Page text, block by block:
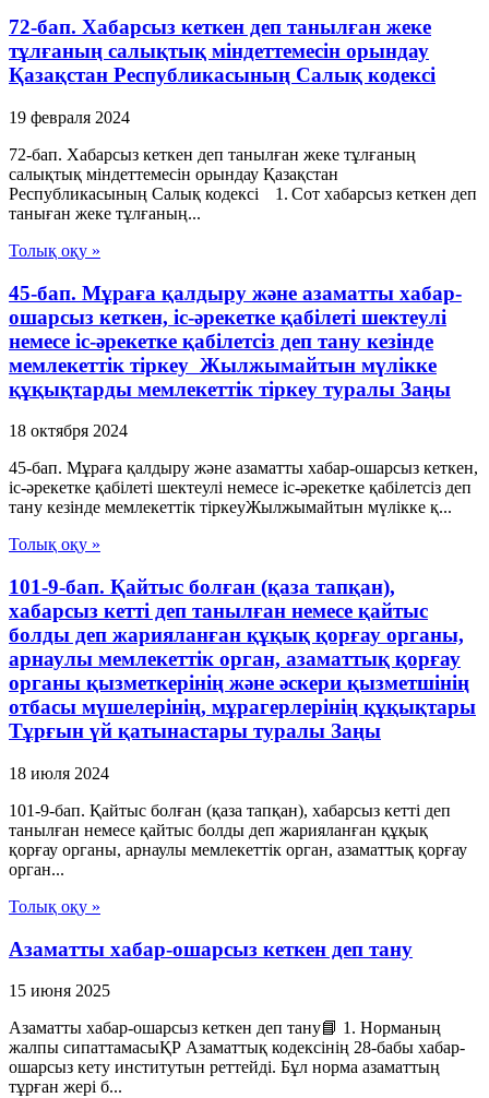
72-бап. Хабарсыз кеткен деп танылған жеке
тұлғаның салықтық міндеттемесін орындау
Қазақстан Республикасының Салық кодексі
19 февраля 2024
72-бап. Хабарсыз кеткен деп танылған жеке тұлғаның
салықтық міндеттемесін орындау Қазақстан
Республикасының Салық кодексі 1. Сот хабарсыз кеткен деп
таныған жеке тұлғаның...
Толық оқу »
45-бап. Мұраға қалдыру және азаматты хабар-
ошарсыз кеткен, іс-әрекетке қабілеті шектеулі
немесе іс-әрекетке қабілетсіз деп тану кезінде
мемлекеттік тіркеу Жылжымайтын мүлікке
құқықтарды мемлекеттік тіркеу туралы Заңы
18 октября 2024
45-бап. Мұраға қалдыру және азаматты хабар-ошарсыз кеткен,
іс-әрекетке қабілеті шектеулі немесе іс-әрекетке қабілетсіз деп
тану кезінде мемлекеттік тіркеуЖылжымайтын мүлікке қ...
Толық оқу »
101-9-бап. Қайтыс болған (қаза тапқан),
хабарсыз кетті деп танылған немесе қайтыс
болды деп жарияланған құқық қорғау органы,
арнаулы мемлекеттік орган, азаматтық қорғау
органы қызметкерінің және әскери қызметшінің
отбасы мүшелерінің, мұрагерлерінің құқықтары
Тұрғын үй қатынастары туралы Заңы
18 июля 2024
101-9-бап. Қайтыс болған (қаза тапқан), хабарсыз кетті деп
танылған немесе қайтыс болды деп жарияланған құқық
қорғау органы, арнаулы мемлекеттік орган, азаматтық қорғау
орган...
Толық оқу »
Азаматты хабар-ошарсыз кеткен деп тану
15 июня 2025
Азаматты хабар-ошарсыз кеткен деп тану📘 1. Норманың
жалпы сипаттамасыҚР Азаматтық кодексінің 28-бабы хабар-
ошарсыз кету институтын реттейді. Бұл норма азаматтың
тұрған жері б...